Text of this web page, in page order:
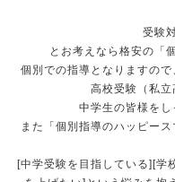
受験
とお考えなら格安の「
個別での指導となりますので
高校受験（私
中学生の皆様をし
また「個別指導のハッピー
[中学受験を目指している][学